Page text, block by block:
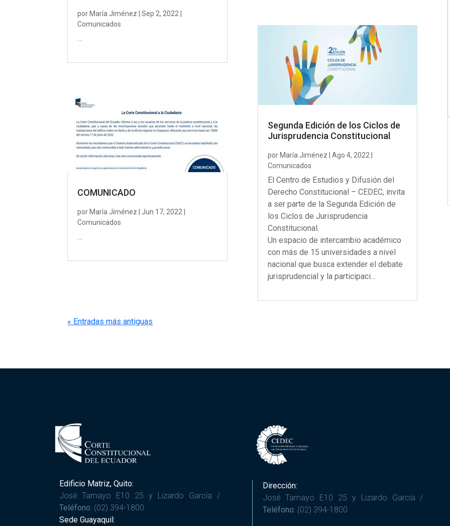
por María Jiménez |Sep 2, 2022
Comunicados
COMUNICADO
por María Jiménez |Jun 17, 2022
Comunicados
…
Segunda Edición de los Ciclos de
Jurisprudencia Constitucional
por María Jiménez Ago 4, 2022
Comunicados
El Centro de Estudios y Difusión del
Derecho Constitucional – CEDEC, invita
a ser parte de la Segunda Edición de
los Ciclos de Jurisprudencia
Constitucional.
Un espacio de intercambio académico
con más de 15 universidades a nivel
nacional que busca extender el debate
jurisprudencial y la participaci…
« Entradas más antiguas
Edificio Matriz, Quito:
José Tamayo E10 25 y Lizardo García /
Teléfono: (02) 394-1800
Sede Guayaquil:
Dirección:
José Tamayo E10 25 y Lizardo García /
Teléfono: (02) 394-1800